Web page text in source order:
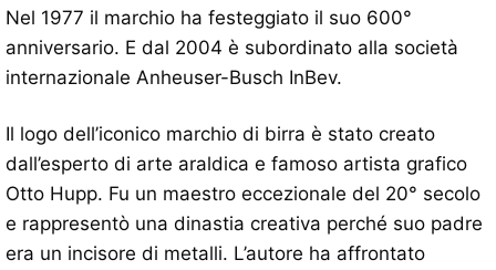
Nel 1977 il marchio ha festeggiato il suo 600°
anniversario. E dal 2004 è subordinato alla società
internazionale Anheuser-Busch InBev.
Il logo dell’iconico marchio di birra è stato creato
dall’esperto di arte araldica e famoso artista grafico
Otto Hupp. Fu un maestro eccezionale del 20° secolo
e rappresentò una dinastia creativa perché suo padre
era un incisore di metalli. L’autore ha affrontato